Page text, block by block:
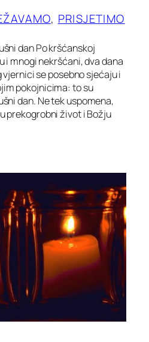
, PRISJETIMO
dan Po kršćanskoj
mnogi nekršćani, dva dana
vjernici se posebno sjećaju i
pokojnicima: to su
dan. Ne tek uspomena,
prekogrobni život i Božju